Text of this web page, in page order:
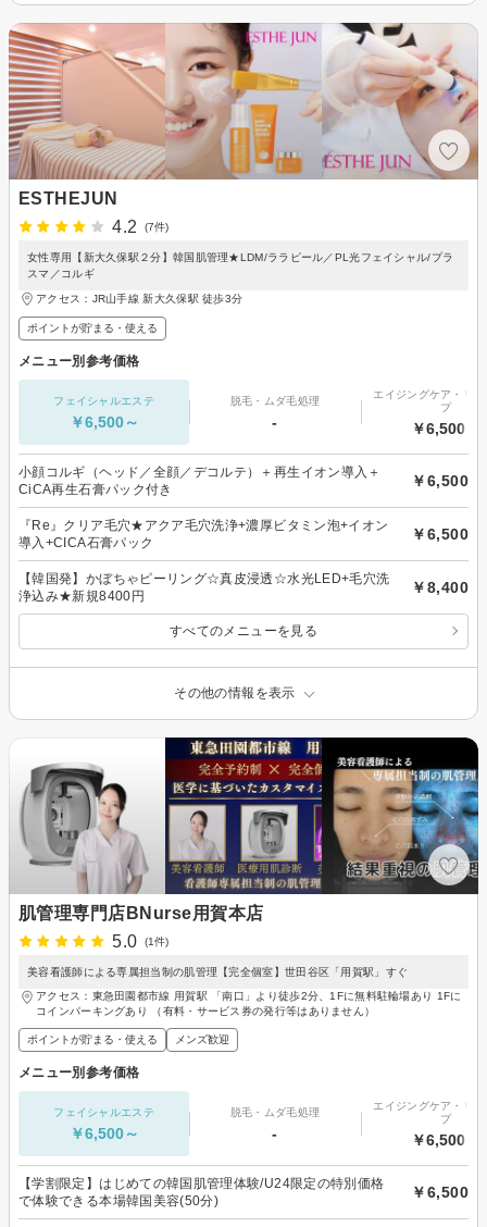
ESTHEJUN
4.2
(7件)
女性専用【新大久保駅２分】韓国肌管理★LDM/ララピール／PL光フェイシャル/プラ
スマ／コルギ
アクセス：JR山手線 新大久保駅 徒歩3分
ポイントが貯まる・使える
メニュー別参考価格
フェイシャルエステ
￥6,500～
脱毛・ムダ毛処理
-
エイジングケア・リ
プ
￥6,500～
小顔コルギ（ヘッド／全顔／デコルテ）＋再生イオン導入＋
CiCA再生石膏パック付き
￥6,500
『Re』クリア毛穴★アクア毛穴洗浄+濃厚ビタミン泡+イオン
導入+CICA石膏パック
￥6,500
【韓国発】かぼちゃピーリング☆真皮浸透☆水光LED+毛穴洗
浄込み★新規8400円
￥8,400
すべてのメニューを見る
その他の情報を表示
肌管理専門店BNurse用賀本店
5.0
(1件)
美容看護師による専属担当制の肌管理【完全個室】世田谷区「用賀駅」すぐ
アクセス：東急田園都市線 用賀駅 「南口」より徒歩2分、1Fに無料駐輪場あり 1Fに
コインパーキングあり （有料・サービス券の発行等はありません）
ポイントが貯まる・使える メンズ歓迎
メニュー別参考価格
フェイシャルエステ
￥6,500～
脱毛・ムダ毛処理
-
エイジングケア・リ
プ
￥6,500～
【学割限定】はじめての韓国肌管理体験/U24限定の特別価格
で体験できる本場韓国美容(50分)
￥6,500